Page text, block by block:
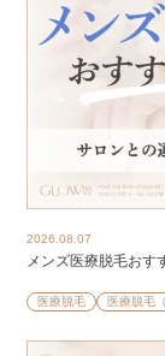
2026.08.07
メンズ医療脱毛おす
医療脱毛 医療脱毛